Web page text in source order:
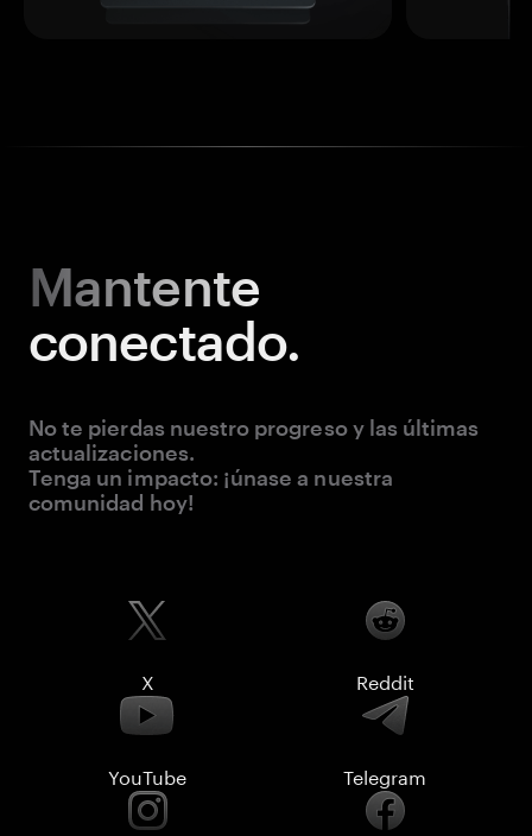
Mantente
conectado.
No te pierdas nuestro progreso y las últimas
actualizaciones.
Tenga un impacto: ¡únase a nuestra
comunidad hoy!
X Reddit
YouTube Telegram